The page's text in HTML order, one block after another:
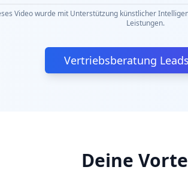
Video wurde mit Unterstützung künstlicher
Leistungen.
Vertriebsberatung
Deine